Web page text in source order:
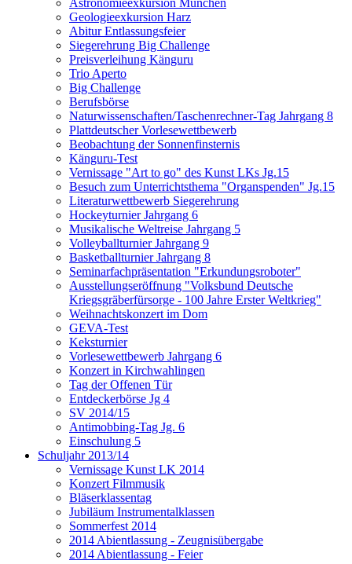
Astronomieexkursion München
Geologieexkursion Harz
Abitur Entlassungsfeier
Siegerehrung Big Challenge
Preisverleihung Känguru
Trio Aperto
Big Challenge
Berufsbörse
Naturwissenschaften/Taschenrechner-Tag Jahrgang 8
Plattdeutscher Vorlesewettbewerb
Beobachtung der Sonnenfinsternis
Känguru-Test
Vernissage "Art to go" des Kunst LKs Jg.15
Besuch zum Unterrichtsthema "Organspenden" Jg.15
Literaturwettbewerb Siegerehrung
Hockeyturnier Jahrgang 6
Musikalische Weltreise Jahrgang 5
Volleyballturnier Jahrgang 9
Basketballturnier Jahrgang 8
Seminarfachpräsentation "Erkundungsroboter"
Ausstellungseröffnung "Volksbund Deutsche
Kriegsgräberfürsorge - 100 Jahre Erster Weltkrieg"
Weihnachtskonzert im Dom
GEVA-Test
Keksturnier
Vorlesewettbewerb Jahrgang 6
Konzert in Kirchwahlingen
Tag der Offenen Tür
Entdeckerbörse Jg 4
SV 2014/15
Antimobbing-Tag Jg. 6
Einschulung 5
Schuljahr 2013/14
Vernissage Kunst LK 2014
Konzert Filmmusik
Bläserklassentag
Jubiläum Instrumentalklassen
Sommerfest 2014
2014 Abientlassung - Zeugnisübergabe
2014 Abientlassung - Feier